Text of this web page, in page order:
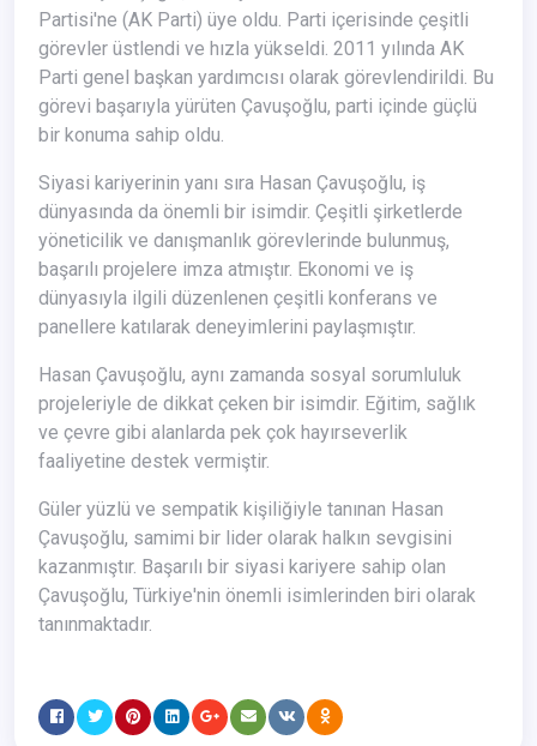
Partisi'ne (AK Parti) üye oldu. Parti içerisinde çeşitli
görevler üstlendi ve hızla yükseldi. 2011 yılında AK
Parti genel başkan yardımcısı olarak görevlendirildi. Bu
görevi başarıyla yürüten Çavuşoğlu, parti içinde güçlü
bir konuma sahip oldu.
Siyasi kariyerinin yanı sıra Hasan Çavuşoğlu, iş
dünyasında da önemli bir isimdir. Çeşitli şirketlerde
yöneticilik ve danışmanlık görevlerinde bulunmuş,
başarılı projelere imza atmıştır. Ekonomi ve iş
dünyasıyla ilgili düzenlenen çeşitli konferans ve
panellere katılarak deneyimlerini paylaşmıştır.
Hasan Çavuşoğlu, aynı zamanda sosyal sorumluluk
projeleriyle de dikkat çeken bir isimdir. Eğitim, sağlık
ve çevre gibi alanlarda pek çok hayırseverlik
faaliyetine destek vermiştir.
Güler yüzlü ve sempatik kişiliğiyle tanınan Hasan
Çavuşoğlu, samimi bir lider olarak halkın sevgisini
kazanmıştır. Başarılı bir siyasi kariyere sahip olan
Çavuşoğlu, Türkiye'nin önemli isimlerinden biri olarak
tanınmaktadır.